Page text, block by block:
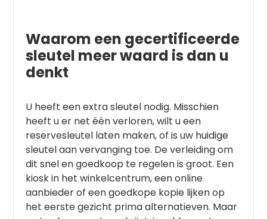
Waarom een gecertificeerde
sleutel meer waard is dan u
denkt
U heeft een extra sleutel nodig. Misschien
heeft u er net één verloren, wilt u een
reservesleutel laten maken, of is uw huidige
sleutel aan vervanging toe. De verleiding om
dit snel en goedkoop te regelen is groot. Een
kiosk in het winkelcentrum, een online
aanbieder of een goedkope kopie lijken op
het eerste gezicht prima alternatieven. Maar